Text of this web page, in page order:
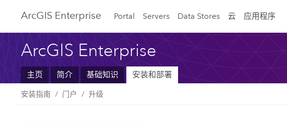
ArcGIS Enterprise Portal Servers Data Stores 云 应用程序
ArcGIS Enterprise
主页 简介 基础知识 安装和部署
安装指南 门户 升级